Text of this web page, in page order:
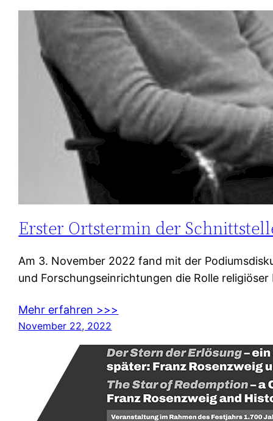
Erster Ortstermin der
Am 3. November 2022 fand mit der
und Forschungseinrichtungen die Rolle
Mehr erfahren >>>
November 22, 2022